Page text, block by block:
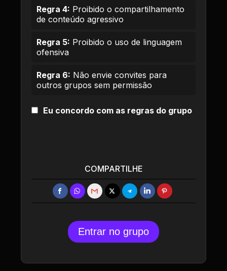
Regra 4: Proibido o compartilhamento
de conteúdo agressivo
Regra 5: Proibido o uso de linguagem
ofensiva
Regra 6: Não envie convites para
outros grupos sem permissão
Eu concordo com as regras do grupo
COMPARTILHE
Entrar no grupo